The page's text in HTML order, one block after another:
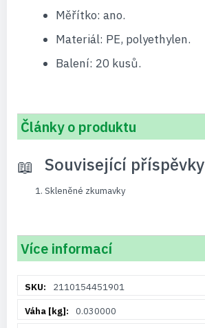
Měřítko: ano.
Materiál: PE, polyethylen.
Balení: 20 kusů.
Články o produktu
Související příspěvky
Skleněné zkumavky
Více informací
informací2110154451901
0.030000